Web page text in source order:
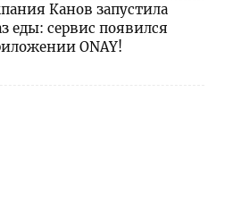
Канов запустила
еды: сервис появился
ONAY!